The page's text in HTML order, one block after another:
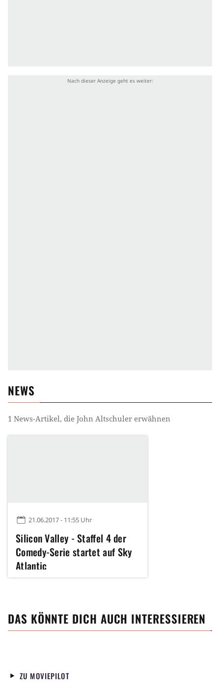
NEWS
1 News-Artikel, die John Altschuler erwähnen
21.06.2017 - 11:55 Uhr
Silicon Valley - Staffel 4 der
Comedy-Serie startet auf Sky
Atlantic
DAS KÖNNTE DICH AUCH INTERESSIEREN
ZU MOVIEPILOT